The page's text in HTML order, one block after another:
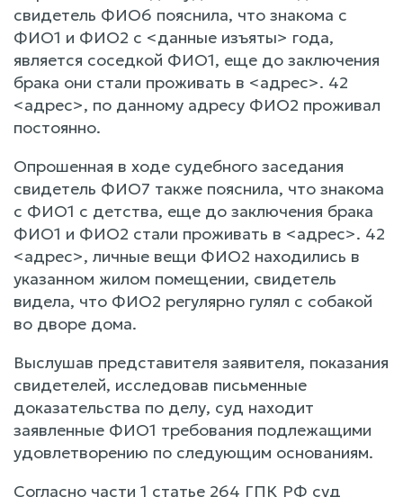
свидетель ФИО6 пояснила, что знакома с
ФИО1 и ФИО2 с <данные изъяты> года,
является соседкой ФИО1, еще до заключения
брака они стали проживать в <адрес>. 42
<адрес>, по данному адресу ФИО2 проживал
постоянно.
Опрошенная в ходе судебного заседания
свидетель ФИО7 также пояснила, что знакома
с ФИО1 с детства, еще до заключения брака
ФИО1 и ФИО2 стали проживать в <адрес>. 42
<адрес>, личные вещи ФИО2 находились в
указанном жилом помещении, свидетель
видела, что ФИО2 регулярно гулял с собакой
во дворе дома.
Выслушав представителя заявителя, показания
свидетелей, исследовав письменные
доказательства по делу, суд находит
заявленные ФИО1 требования подлежащими
удовлетворению по следующим основаниям.
Согласно части 1 статье 264 ГПК РФ суд